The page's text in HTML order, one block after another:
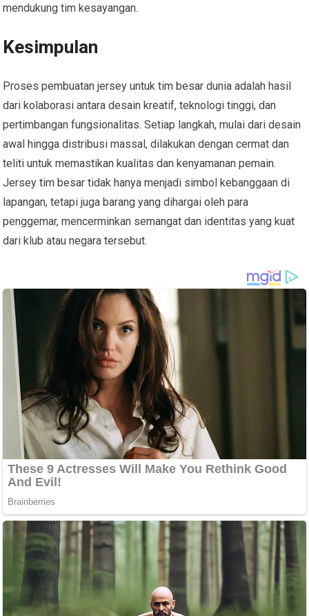
mendukung tim kesayangan.
Kesimpulan
Proses pembuatan jersey untuk tim besar dunia adalah hasil
dari kolaborasi antara desain kreatif, teknologi tinggi, dan
pertimbangan fungsionalitas. Setiap langkah, mulai dari desain
awal hingga distribusi massal, dilakukan dengan cermat dan
teliti untuk memastikan kualitas dan kenyamanan pemain.
Jersey tim besar tidak hanya menjadi simbol kebanggaan di
lapangan, tetapi juga barang yang dihargai oleh para
penggemar, mencerminkan semangat dan identitas yang kuat
dari klub atau negara tersebut.